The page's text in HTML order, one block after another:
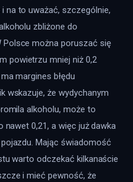
na to uważać, szczególnie,
zbliżone do
Polsce można poruszać się
powietrzu mniej niż 0,2
margines błędu
wskazuje, że wydychanym
alkoholu, może to
nawet 0,21, a więc już dawka
Mając świadomość
warto odczekać kilkanaście
i mieć pewność, że